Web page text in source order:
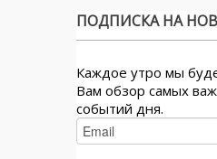
ПОДПИСКА НА
Каждое утро мы
Вам обзор самых
событий дня.